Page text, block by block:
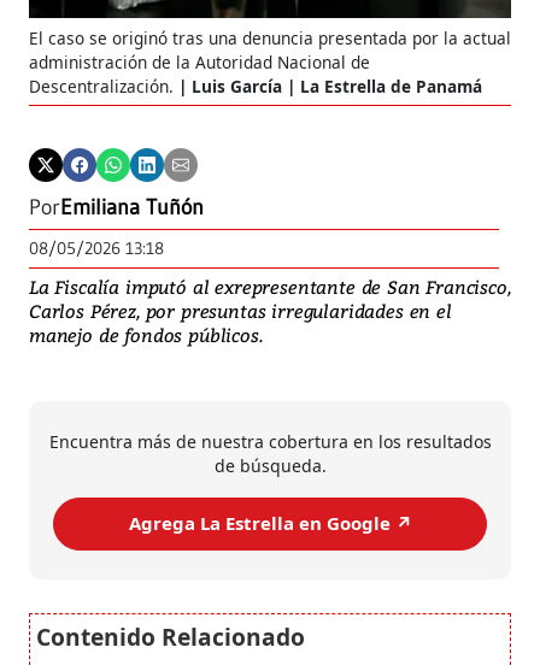
El caso se originó tras una denuncia presentada por la actual
administración de la Autoridad Nacional de
Descentralización.
Luis García | La Estrella de Panamá
PorEmiliana Tuñón
08/05/2026 13:18
La Fiscalía imputó al exrepresentante de San Francisco,
Carlos Pérez, por presuntas irregularidades en el
manejo de fondos públicos.
Encuentra más de nuestra cobertura en los resultados
de búsqueda.
Agrega La Estrella en Google ↗️